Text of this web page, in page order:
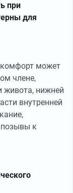
при
для
может
члене,
живота, нижней
внутренней
позывы к